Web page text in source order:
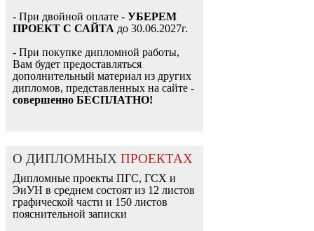
- При двойной оплате - УБЕРЕМ
ПРОЕКТ С САЙТА до 30.06.2027г.
- При покупке дипломной работы,
Вам будет предоставляться
дополнительный материал из других
дипломов, представленных на сайте -
совершенно БЕСПЛАТНО!
О ДИПЛОМНЫХ ПРОЕКТАХ
Дипломные проекты ПГС, ГСХ и
ЭиУН в среднем состоят из 12 листов
графической части и 150 листов
пояснительной записки